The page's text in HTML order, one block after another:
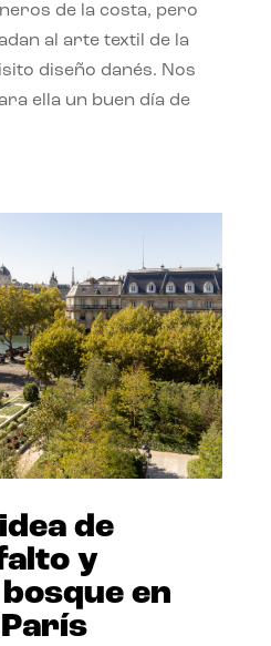
de la costa, pero
al arte textil de la
diseño danés. Nos
ella un buen día de
de
y
en